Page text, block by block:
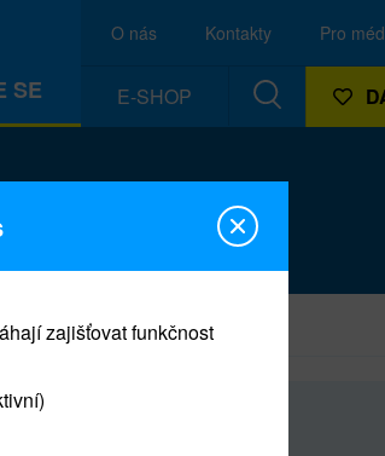
SE
O nás Kontakty Pro
E-SHOP
UNICEF
zajišťovat funkčnost